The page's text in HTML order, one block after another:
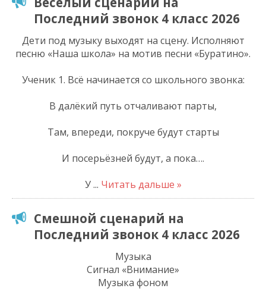
Последний звонок 4 класс 2026
Дети под музыку выходят на сцену. Исполняют
песню «Наша школа» на мотив песни «Буратино».
Ученик 1. Всё начинается со школьного звонка:
В далёкий путь отчаливают парты,
Там, впереди, покруче будут старты
И посерьёзней будут, а пока….
У... Читать дальше »
Смешной сценарий на
Последний звонок 4 класс 2026
Музыка
Сигнал «Внимание»
Музыка фоном